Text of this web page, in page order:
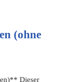
(ohne
Dieser